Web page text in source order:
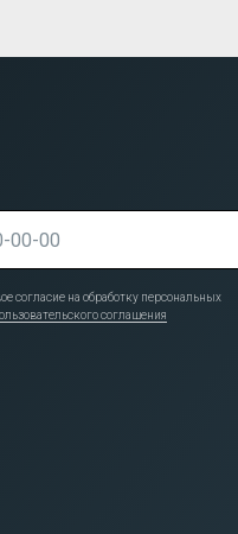
согласие на обработку персональных
соглашения